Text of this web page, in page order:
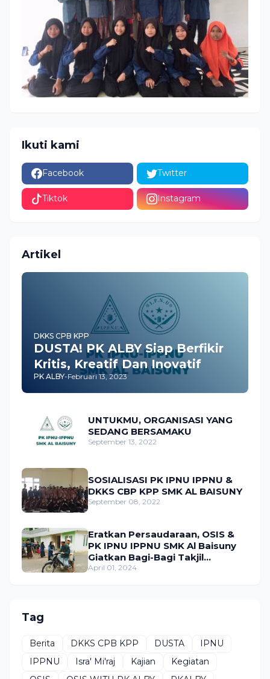
Ikuti kami
Facebook Twitter
Tiktok Instagram
Artikel
DKKS CPB KPP
DUSTA! PK ALBY Siap Berfikir
Kritis, Kreatif Dan Inovatif
PK ALBY-Februari 13, 2023
UNTUKMU, ORGANISASI YANG
SEDANG BERSAMAKU
September 13, 2022
SOSIALISASI PK IPNU IPPNU &
DKKS CBP KPP SMK AL BAISUNY
September 08, 2022
Eratkan Persaudaraan, OSIS &
PK IPNU IPPNU SMK Al Baisuny
Giatkan Bagi-Bagi Takjil
Sekaligus Bukber.
April 01, 2024
Tag
Berita DKKS CPB KPP DUSTA
IPNU
IPPNU
Isra' Mi'raj Kajian
Kegiatan